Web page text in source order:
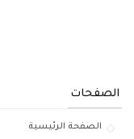
الصفحات
الصفحة الرئيسية